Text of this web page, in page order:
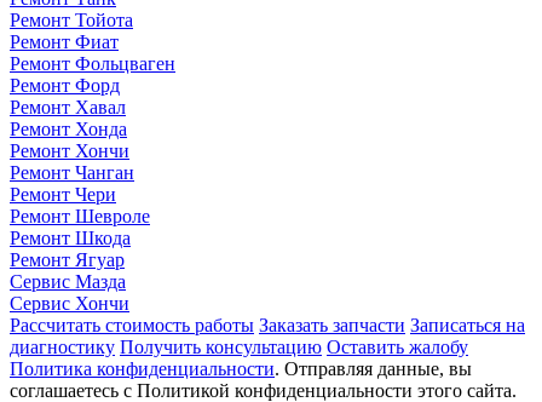
Ремонт Тойота
Ремонт Фиат
Ремонт Фольцваген
Ремонт Форд
Ремонт Хавал
Ремонт Хонда
Ремонт Хончи
Ремонт Чанган
Ремонт Чери
Ремонт Шевроле
Ремонт Шкода
Ремонт Ягуар
Сервис Мазда
Сервис Хончи
Рассчитать стоимость работы Заказать запчасти Записаться на
диагностику Получить консультацию Оставить жалобу
Политика конфиденциальности. Отправляя данные, вы
соглашаетесь с Политикой конфиденциальности этого сайта.